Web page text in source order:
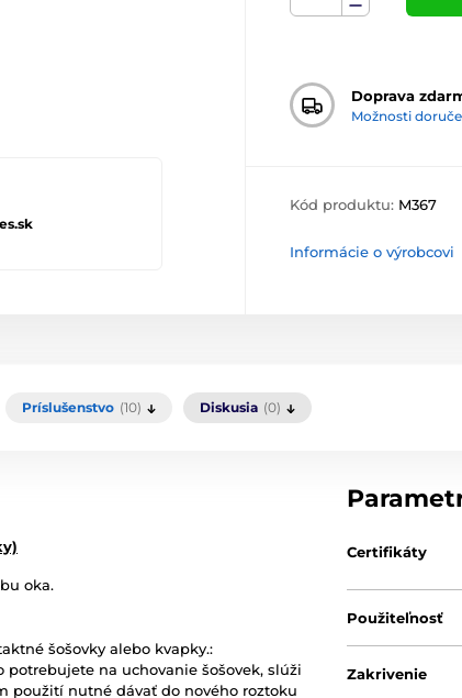
Doprava
Možnosti
Kód produktu: M367
Informácie o výrobcovi
Príslušenstvo (10) Diskusia (0)
oka.
šošovky alebo kvapky.:
potrebujete na uchovanie šošovek, slúži
použití nutné dávať do nového roztoku
Certifikáty
Použiteľnosť
Zakrivenie